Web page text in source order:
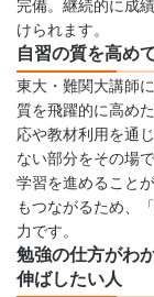
けられます。
自習の質を高め
東大・難関大講師
質を飛躍的に高め
応や教材利用を通
ない部分をその場
学習を進めること
もつながるため、
力です。
勉強の仕方がわ
伸ばしたい人